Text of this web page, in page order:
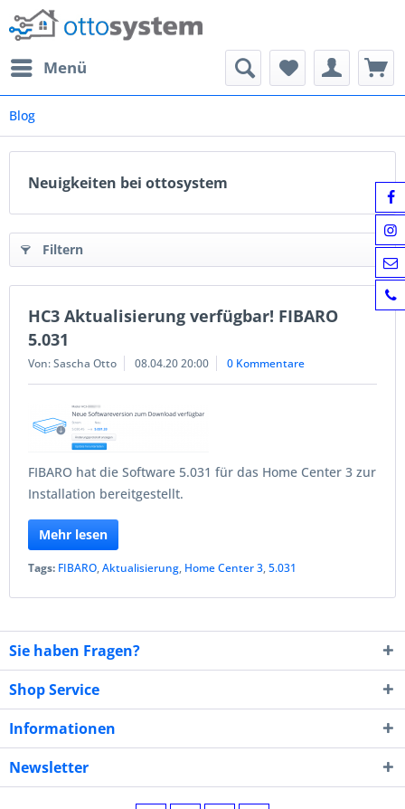
Menü
Blog
Neuigkeiten bei ottosystem
Filtern
HC3 Aktualisierung verfügbar! FIBARO
5.031
Von: Sascha Otto 08.04.20 20:00 0 Kommentare
FIBARO hat die Software 5.031 für das Home Center 3 zur
Installation bereitgestellt.
Mehr lesen
Tags: FIBARO,Aktualisierung, Home Center 3,5.031
Sie haben Fragen?
Shop Service
Informationen
Newsletter